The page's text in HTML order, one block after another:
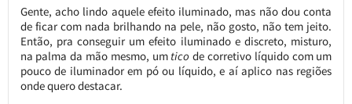
Gente, acho lindo aquele efeito iluminado, mas não dou conta
de ficar com nada brilhando na pele, não gosto, não tem jeito.
Então, pra conseguir um efeito iluminado e discreto, misturo,
na palma da mão mesmo, um tico de corretivo líquido com um
pouco de iluminador em pó ou líquido, e aí aplico nas regiões
onde quero destacar.